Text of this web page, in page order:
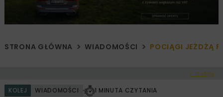
STRONA GŁÓWNA WIADOMOŚCI POCIĄGI JEŻDŻĄ
< Cofnij
KOLEJ WIADOMOŚCI 1 MINUTA CZYTANIA